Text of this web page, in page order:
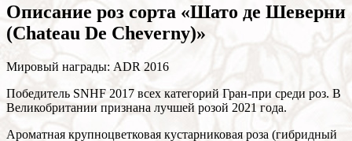
Описание роз сорта «Шато де Шеверни
(Chateau De Cheverny)»
Мировый награды: ADR 2016
Победитель SNHF 2017 всех категорий Гран-при среди роз. В
Великобритании признана лучшей розой 2021 года.
Ароматная крупноцветковая кустарниковая роза (гибридный